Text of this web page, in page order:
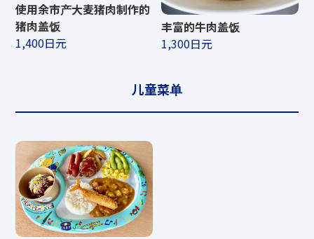
使用余市产大麦猪肉制作的
猪肉盖饭
1,400日元
丰富的牛肉盖饭
1,300日元
儿童菜单